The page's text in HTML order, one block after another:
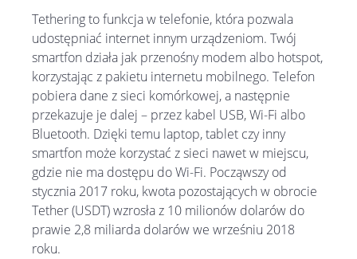
Tethering to funkcja w telefonie, która pozwala
udostępniać internet innym urządzeniom. Twój
smartfon działa jak przenośny modem albo hotspot,
korzystając z pakietu internetu mobilnego. Telefon
pobiera dane z sieci komórkowej, a następnie
przekazuje je dalej – przez kabel USB, Wi-Fi albo
Bluetooth. Dzięki temu laptop, tablet czy inny
smartfon może korzystać z sieci nawet w miejscu,
gdzie nie ma dostępu do Wi-Fi. Począwszy od
stycznia 2017 roku, kwota pozostających w obrocie
Tether (USDT) wzrosła z 10 milionów dolarów do
prawie 2,8 miliarda dolarów we wrześniu 2018
roku.